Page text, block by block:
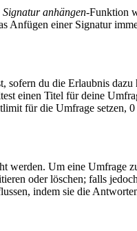
Signatur anhängen-Funktion
Anfügen einer Signatur
sofern du die Erlaubnis dazu
einen Titel für deine
für die Umfrage setzen,
werden. Um eine Umfrage
oder löschen; falls
indem sie die